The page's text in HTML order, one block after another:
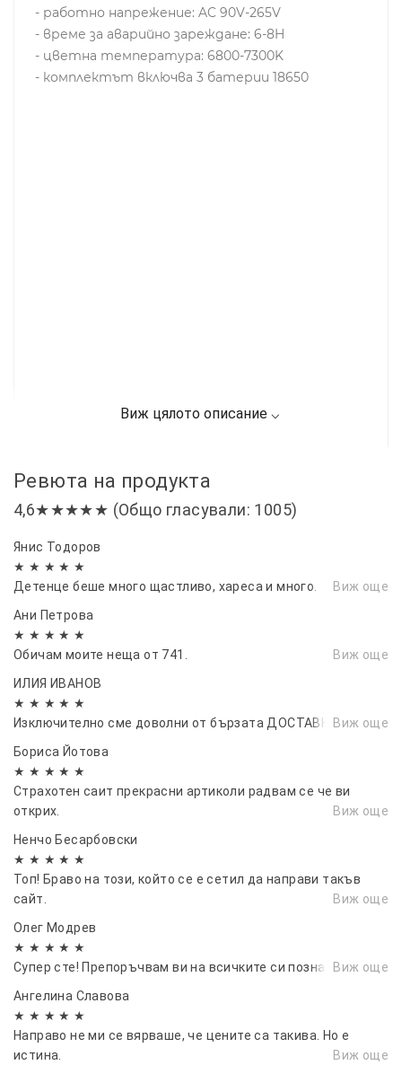
- работно напрежение: AC 90V-265V
- време за аварийно зареждане: 6-8H
- цветна температура: 6800-7300K
- комплектът включва 3 батерии 18650
Ревюта на продукта
4,6★★★★★ (Общо гласували: 1005)
Янис Тодоров
★ ★ ★ ★ ★
Детенце беше много щастливо, хареса и много.
Виж още
Ани Петрова
★ ★ ★ ★ ★
Обичам моите неща от 741.
Виж още
ИЛИЯ ИВАНОВ
★ ★ ★ ★ ★
Изключително сме доволни от бързата ДОСТАВКАВиж още
Бориса Йотова
★ ★ ★ ★ ★
Страхотен саит прекрасни артиколи радвам се че ви
открих.
Виж още
Ненчо Бесарбовски
★ ★ ★ ★ ★
Топ! Браво на този, който се е сетил да направи такъв
сайт.
Виж още
Олег Модрев
★ ★ ★ ★ ★
Супер сте! Препоръчвам ви на всичките си познати.🔥🔥
Виж още
Ангелина Славова
★ ★ ★ ★ ★
Направо не ми се вярваше, че цените са такива. Но е
истина.
Виж още